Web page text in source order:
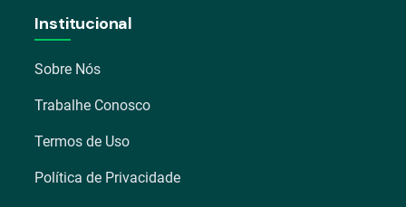
Institucional
Sobre Nós
Trabalhe Conosco
Termos de Uso
Política de Privacidade